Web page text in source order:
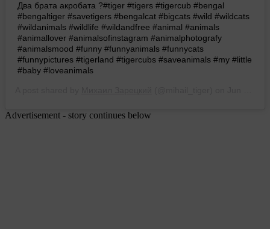
Два брата акробата ?#tiger #tigers #tigercub #bengal
#bengaltiger #savetigers #bengalcat #bigcats #wild #wildcats
#wildanimals #wildlife #wildandfree #animal #animals
#animallover #animalsofinstagram #animalphotografy
#animalsmood #funny #funnyanimals #funnycats
#funnypictures #tigerland #tigercubs #saveanimals #my #little
#baby #loveanimals
Advertisement - story continues below